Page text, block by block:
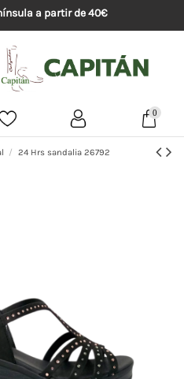
a partir de 40€
0
24 Hrs sandalia 26792